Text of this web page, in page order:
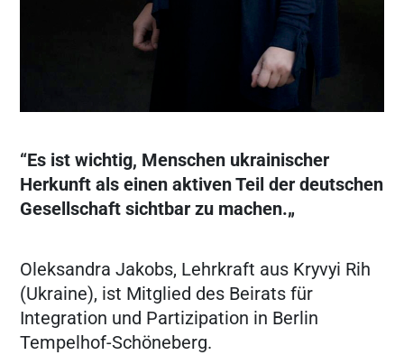
“Es ist wichtig, Menschen ukrainischer
Herkunft als einen aktiven Teil der deutschen
Gesellschaft sichtbar zu machen.„
Oleksandra Jakobs, Lehrkraft aus Kryvyi Rih
(Ukraine), ist Mitglied des Beirats für
Integration und Partizipation in Berlin
Tempelhof-Schöneberg.